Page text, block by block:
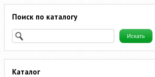
Поиск по каталогу
Каталог